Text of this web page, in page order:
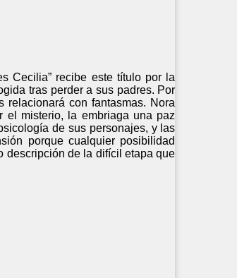
Cecilia” recibe este título por la
tras perder a sus padres. Por
con fantasmas. Nora
el misterio, la embriaga una paz
de sus personajes, y las
porque cualquier posibilidad
descripción de la difícil etapa que